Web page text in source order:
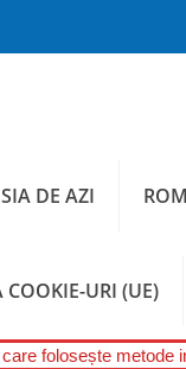
DE AZI
COOKIE-URI (UE)
folosește metode